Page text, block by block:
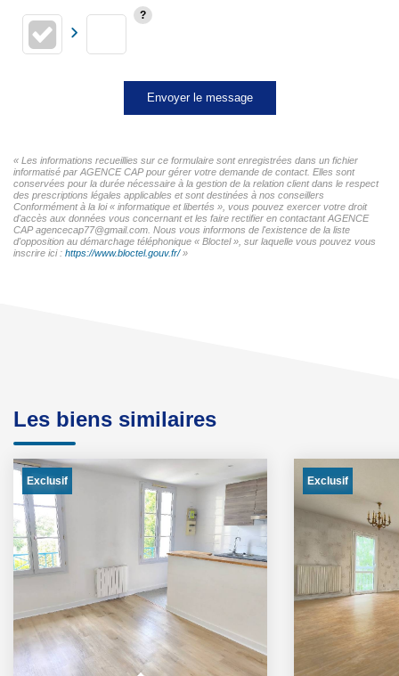
Envoyer le message
« Les informations recueillies sur ce formulaire sont enregistrées dans un fichier
informatisé par AGENCE CAP pour gérer votre demande de contact. Elles sont
conservées pour la durée nécessaire à la gestion de la relation client dans le respect
des prescriptions légales applicables et sont destinées à nos conseillers
Conformément à la loi « informatique et libertés », vous pouvez exercer votre droit
d'accès aux données vous concernant et les faire rectifier en contactant AGENCE
CAP agencecap77@gmail.com. Nous vous informons de l'existence de la liste
d'opposition au démarchage téléphonique « Bloctel », sur laquelle vous pouvez vous
inscrire ici : https://www.bloctel.gouv.fr/»
Les biens similaires
Exclusif Exclusif